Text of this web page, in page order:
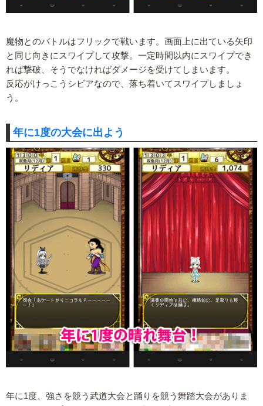
魔物とのバトルはフリックで戦います。画面上に出ている矢印
と同じ向きにスワイプして攻撃。一定時間以内にスワイプでき
れば撃破、そうでなければダメージを受けてしまいます。
反応がけっこうシビアなので、落ち着いてスワイプしましょ
う。
年に1度の大会に出よう
年に1度、強さを競う武道大会と踊りを競う舞踏大会がありま